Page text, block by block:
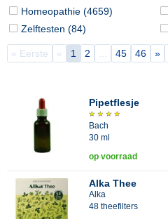
Homeopathie (4659)
Zelftesten (84)
« Eerste « 1 2 45 46 »
Pipetflesje
Bach
30 ml
op voorraad
Alka Thee
Alka
48 theefilters